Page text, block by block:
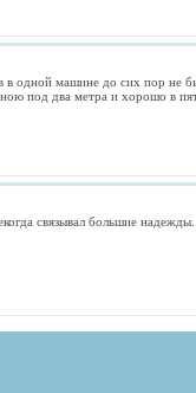
в одной машине до сих пор не
под два метра и хорошо в
связывал большие надежды.